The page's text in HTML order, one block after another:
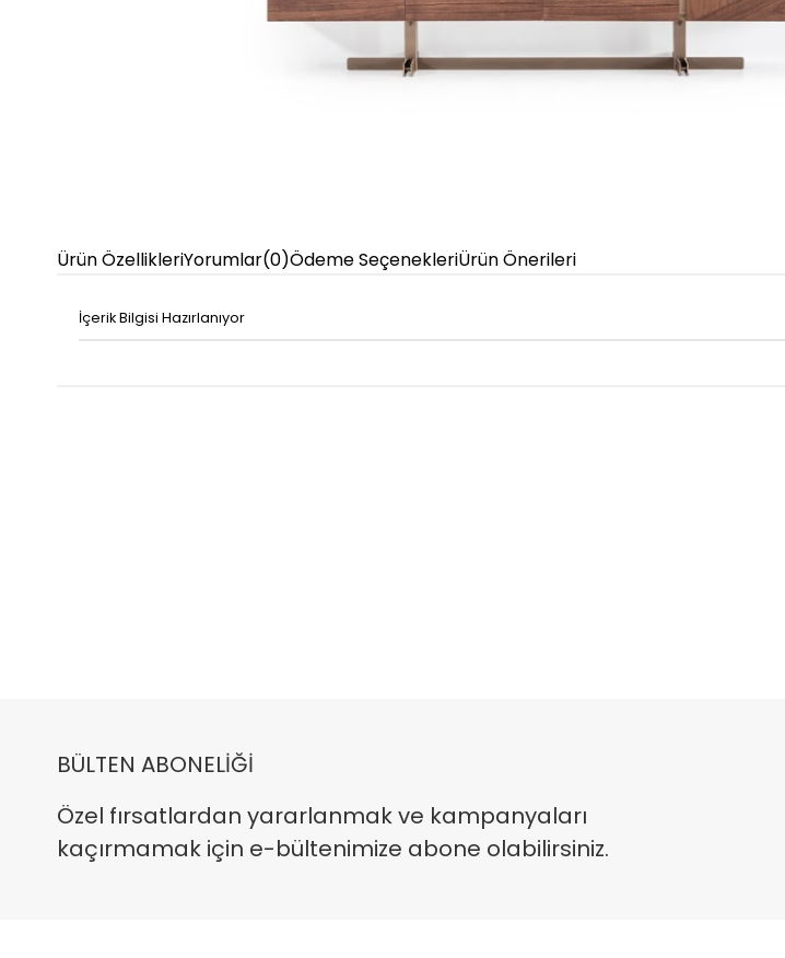
Ürün ÖzellikleriYorumlar(0)Ödeme SeçenekleriÜrün Önerileri
İçerik Bilgisi Hazırlanıyor
BÜLTEN ABONELİĞİ
Özel fırsatlardan yararlanmak ve kampanyaları
kaçırmamak için e-bültenimize abone olabilirsiniz.